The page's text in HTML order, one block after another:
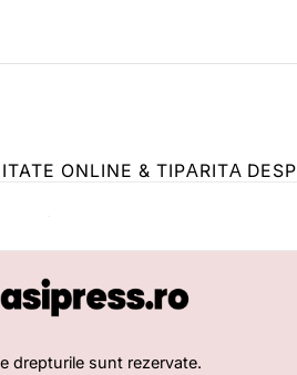
ONLINE & TIPĂRITĂ
drepturile sunt rezervate.